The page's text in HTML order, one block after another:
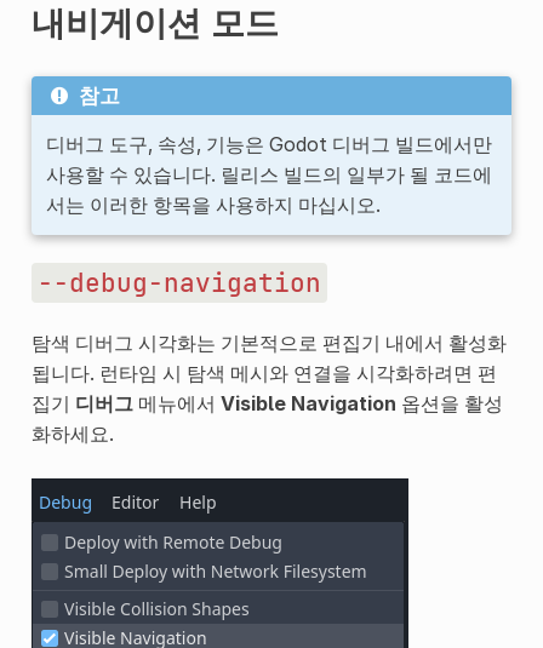
내비게이션 모드
참고
디버그 도구, 속성, 기능은 Godot 디버그 빌드에서만
사용할 수 있습니다. 릴리스 빌드의 일부가 될 코드에
서는 이러한 항목을 사용하지 마십시오.
--debug-navigation
탐색 디버그 시각화는 기본적으로 편집기 내에서 활성화
됩니다. 런타임 시 탐색 메시와 연결을 시각화하려면 편
집기 디버그메뉴에서 Visible Navigation 옵션을 활성
화하세요.